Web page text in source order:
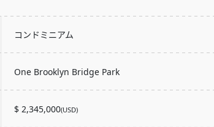
コンドミニアム
One Brooklyn Bridge Park
$ 2,345,000(USD)